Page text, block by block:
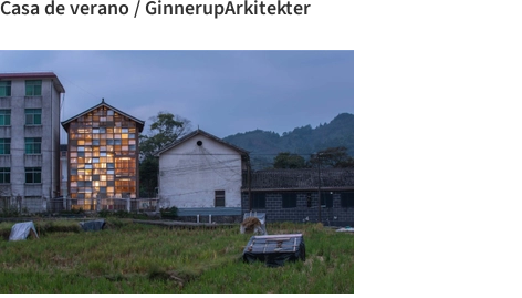
Casa de verano / GinnerupArkitekter